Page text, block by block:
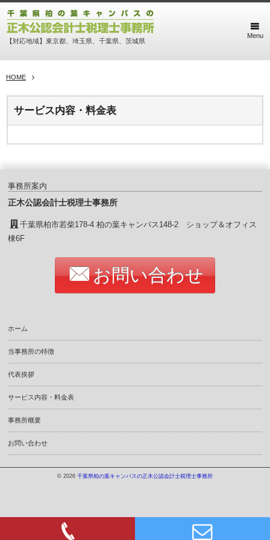
【対応地域】東京都、埼玉県、千葉県、茨城県
Menu
HOME
サービス内容・料金表
事務所案内
正木公認会計士税理士事務所
千葉県柏市若柴178-4 柏の葉キャンパス148-2 ショップ＆オフィス
棟6F
お問い合わせ
ホーム
当事務所の特徴
代表挨拶
サービス内容・料金表
事務所概要
お問い合わせ
© 2026 千葉県柏の葉キャンパスの正木公認会計士税理士事務所